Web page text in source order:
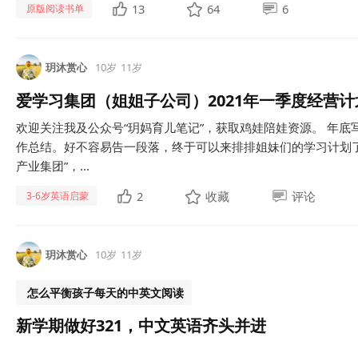
原版阅读书单 13 64 6
玥沐赏心 10岁 11岁
爱学习集团（姐姐子公司）2021年一季度经营
欢迎关注我及公众号“玥妈育儿笔记”，获取鸡娃陪娃资源。 年
作总结。好不容易告一段落，终于可以来排排姐妹们的学习计划
产业集团”，...
3-6岁英语启蒙 2 收藏 评论
玥沐赏心 10岁 11岁
怎么平衡孩子每天的中英文阅读
新学期做好321，中文英语齐头并进